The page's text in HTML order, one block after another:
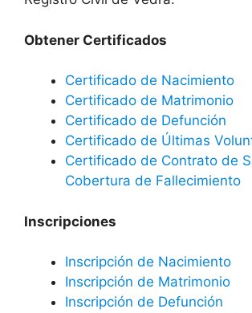
Obtener Certificados
Certificado de Nacimiento
Certificado de Matrimonio
Certificado de Defunción
Certificado de Últimas
Certificado de Contrato de
Cobertura de Fallecimiento
Inscripciones
Inscripción de Nacimiento
Inscripción de Matrimonio
Inscripción de Defunción